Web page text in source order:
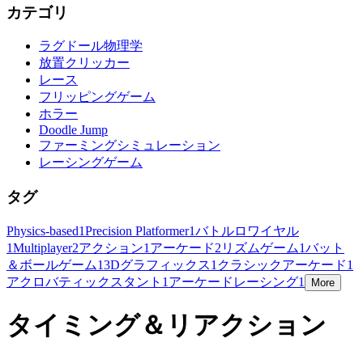
カテゴリ
ラグドール物理学
放置クリッカー
レース
フリッピングゲーム
ホラー
Doodle Jump
ファーミングシミュレーション
レーシングゲーム
タグ
Physics-based1Precision Platformer1バトルロワイヤル
1Multiplayer2アクション1 アーケード2 リズムゲーム1バット
＆ボールゲーム13Dグラフィックス1 クラシックアーケード1
アクロバティックスタント 1 アーケードレーシング1 More
タイミング＆リアクション